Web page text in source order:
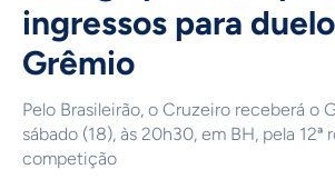
ingressos para
Grêmio
Pelo Brasileirão, o Cruzeiro receberá o
sábado (18), às 20h30, em BH, pela 12ª
competição